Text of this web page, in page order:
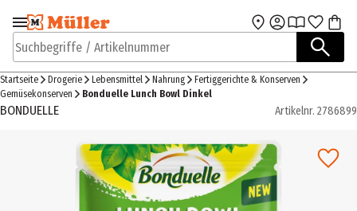
Zur Navigation
springen
Zum Hauptinhalt
Suchbegriffe / Artikelnummer
Startseite Drogerie Lebensmittel Nahrung
Fertiggerichte & Konserven
Gemüsekonserven
Bonduelle Lunch Bowl Dinkel
BONDUELLE Artikelnr. 2786899